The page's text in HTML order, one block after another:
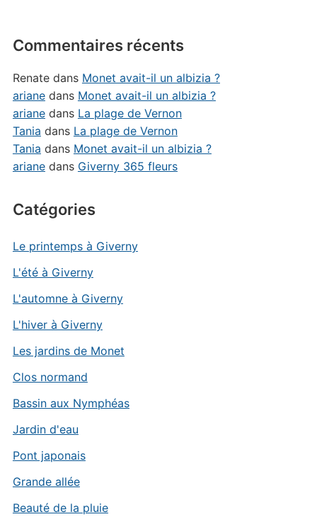
Commentaires récents
Renatedans Monet avait-il un albizia ?
arianedans Monet avait-il un albizia ?
arianedans La plage de Vernon
Tania dans La plage de Vernon
Tania dans Monet avait-il un albizia ?
arianedans Giverny 365 fleurs
Catégories
Le printemps à Giverny
L'été à Giverny
L'automne à Giverny
L'hiver à Giverny
Les jardins de Monet
Clos normand
Bassin aux Nymphéas
Jardin d'eau
Pont japonais
Grande allée
Beauté de la pluie